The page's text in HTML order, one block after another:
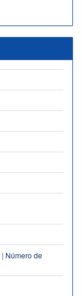
| Número de